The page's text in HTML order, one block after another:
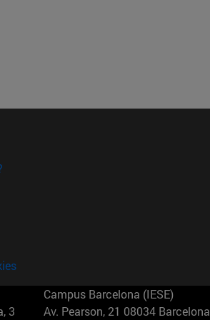
3
Campus Barcelona (IESE)
Av. Pearson, 21 08034 Barcelona